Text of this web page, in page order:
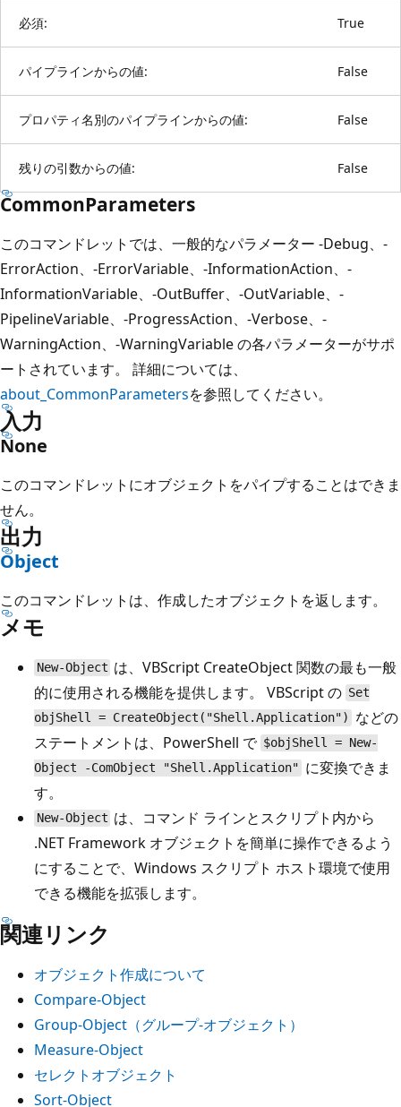
必須: True
パイプラインからの値: False
プロパティ名別のパイプラインからの値: False
残りの引数からの値: False
CommonParameters
このコマンドレットでは、一般的なパラメーター -Debug、-
ErrorAction、-ErrorVariable、-InformationAction、-
InformationVariable、-OutBuffer、-OutVariable、-
PipelineVariable、-ProgressAction、-Verbose、-
WarningAction、-WarningVariable の各パラメーターがサポ
ートされています。 詳細については、
about_CommonParametersを参照してください。
入力
None
このコマンドレットにオブジェクトをパイプすることはできま
せん。
出力
Object
このコマンドレットは、作成したオブジェクトを返します。
メモ
New-Object は、VBScript CreateObject 関数の最も一般
的に使用される機能を提供します。 VBScript の Set
objShell = CreateObject("Shell.Application")
などの
ステートメントは、PowerShell で $objShell = New-
Object -ComObject "Shell.Application" に変換できま
す。
New-Object は、コマンド ラインとスクリプト内から
.NET Framework オブジェクトを簡単に操作できるよう
にすることで、Windows スクリプト ホスト環境で使用
できる機能を拡張します。
関連リンク
オブジェクト作成について
Compare-Object
Group-Object（グループ-オブジェクト）
Measure-Object
セレクトオブジェクト
Sort-Object